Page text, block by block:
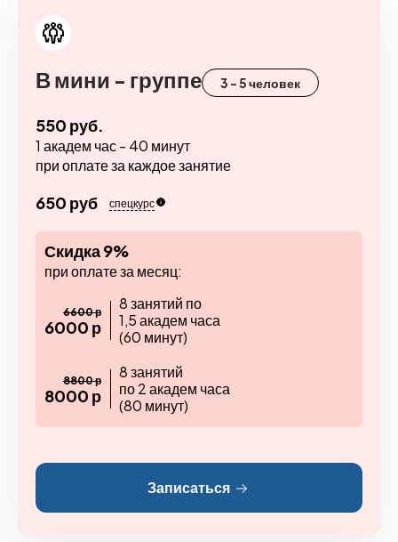
В мини - группе 3 - 5 человек
550 руб.
1 академ час - 40 минут
при оплате за каждое занятие
650 руб спецкурс
Скидка 9%
при оплате за месяц:
6600 р
6000 р
8 занятий по
1,5 академ часа
(60 минут)
8800 р
8000 р
8 занятий
по 2 академ часа
(80 минут)
Записаться